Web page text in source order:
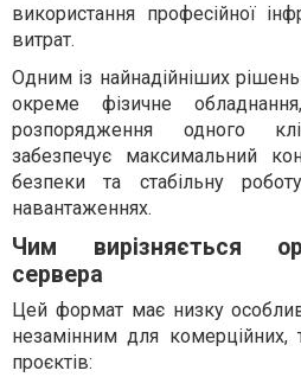
використання професійної
витрат.
Одним із найнадійніших
окреме фізичне
розпорядження одного
забезпечує максимальний
безпеки та стабільну
навантаженнях.
Чим вирізняється
сервера
Цей формат має низку
незамінним для комерційних,
проєктів: